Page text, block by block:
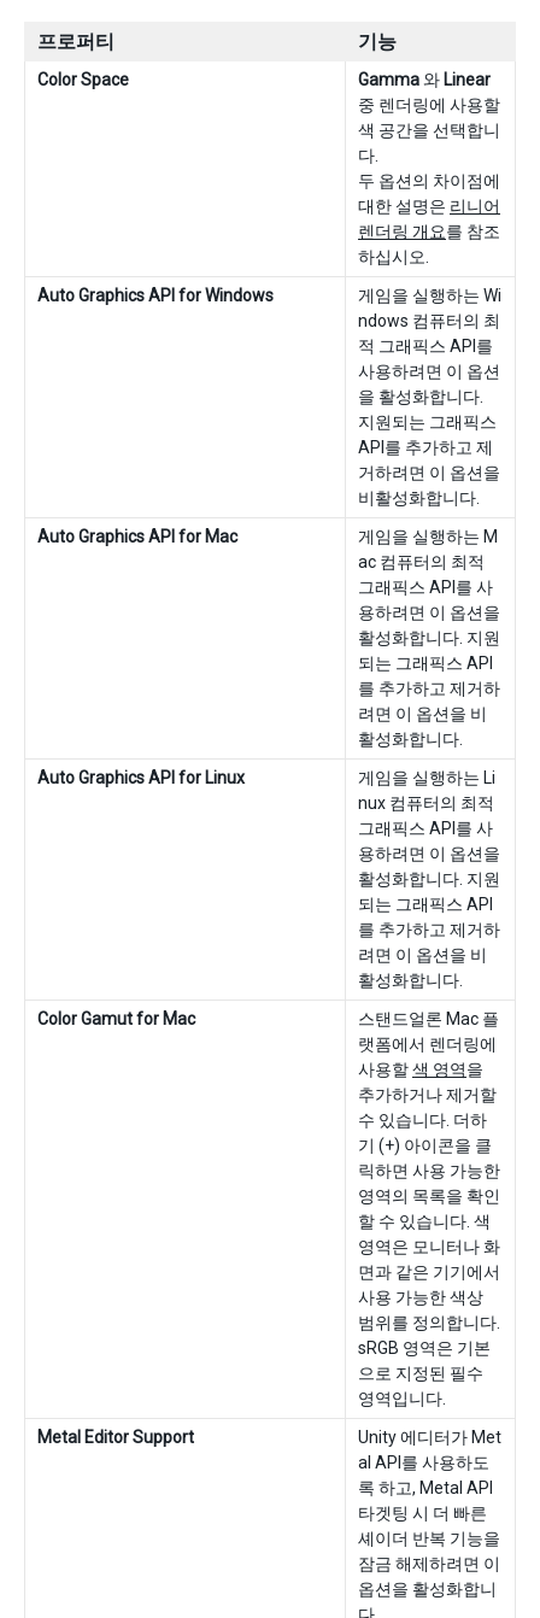
프로퍼티 기능
Color Space Gamma와 Linear
중 렌더링에 사용할
색 공간을 선택합니
다.
두 옵션의 차이점에
대한 설명은 리니어
렌더링 개요를 참조
하십시오.
Auto Graphics API for Windows
게임을 실행하는 Wi
ndows 컴퓨터의 최
적 그래픽스 API를
사용하려면 이 옵션
을 활성화합니다.
지원되는 그래픽스
API를 추가하고 제
거하려면 이 옵션을
비활성화합니다.
Auto Graphics API for Mac
게임을 실행하는 M
ac 컴퓨터의 최적
그래픽스 API를 사
용하려면 이 옵션을
활성화합니다. 지원
되는 그래픽스 API
를 추가하고 제거하
려면 이 옵션을 비
활성화합니다.
Auto Graphics API for Linux
게임을 실행하는 Li
nux 컴퓨터의 최적
그래픽스 API를 사
용하려면 이 옵션을
활성화합니다. 지원
되는 그래픽스 API
를 추가하고 제거하
려면 이 옵션을 비
활성화합니다.
Color Gamut for Mac
스탠드얼론 Mac 플
랫폼에서 렌더링에
사용할색 영역을
추가하거나 제거할
수 있습니다. 더하
기 (+) 아이콘을 클
릭하면 사용 가능한
영역의 목록을 확인
할 수 있습니다. 색
영역은 모니터나 화
면과 같은 기기에서
사용 가능한 색상
범위를 정의합니다.
sRGB 영역은 기본
으로 지정된 필수
영역입니다.
Metal Editor Support
Unity 에디터가 Met
al API를 사용하도
록 하고, Metal API
타겟팅 시 더 빠른
셰이더 반복 기능을
잠금 해제하려면 이
옵션을 활성화합니